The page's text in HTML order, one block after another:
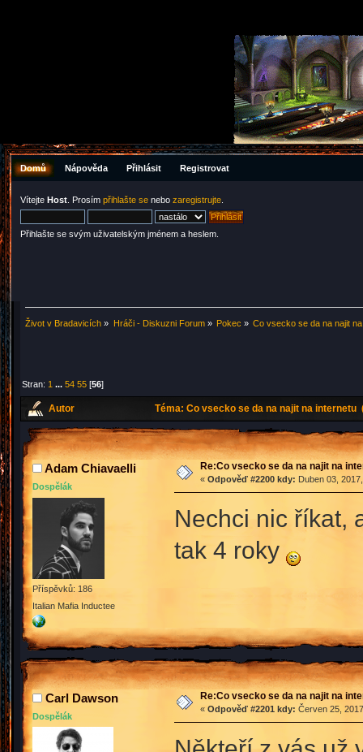
Domů Nápověda Přihlásit Registrovat
Vítejte Host . Prosím přihlašte se nebo zaregistrujte
Přihlašte se svým uživatelským jménem a heslem.
Život v Bradavicích » Hráči - Diskuzni Forum» Pokec » Co vsecko se da na najit
Stran: 1 ...54 55 [56]
Autor Téma: Co vsecko se da na najit na internetu
Adam Chiavaelli
Dospělák
Příspěvků: 186
Italian Mafia Inductee
Re:Co vsecko se da na najit na
« Odpověď #2200 kdy: Duben 03,
Nechci nic říkat,
tak 4 roky
Carl Dawson
Dospělák
Re:Co vsecko se da na najit na
« Odpověď #2201 kdy: Červen 25,